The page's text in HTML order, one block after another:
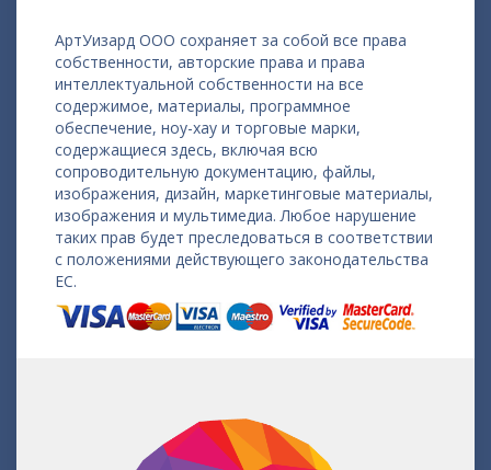
АртУизард ООО сохраняет за собой все права
собственности, авторские права и права
интеллектуальной собственности на все
содержимое, материалы, программное
обеспечение, ноу-хау и торговые марки,
содержащиеся здесь, включая всю
сопроводительную документацию, файлы,
изображения, дизайн, маркетинговые материалы,
изображения и мультимедиа. Любое нарушение
таких прав будет преследоваться в соответствии
с положениями действующего законодательства
ЕС.